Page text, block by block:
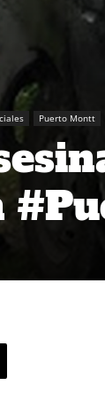
Puerto Montt